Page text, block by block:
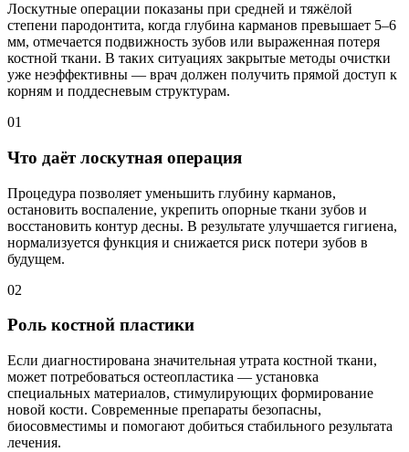
Лоскутные операции показаны при средней и тяжёлой
степени пародонтита, когда глубина карманов превышает 5–6
мм, отмечается подвижность зубов или выраженная потеря
костной ткани. В таких ситуациях закрытые методы очистки
уже неэффективны — врач должен получить прямой доступ к
корням и поддесневым структурам.
01
Что даёт лоскутная операция
Процедура позволяет уменьшить глубину карманов,
остановить воспаление, укрепить опорные ткани зубов и
восстановить контур десны. В результате улучшается гигиена,
нормализуется функция и снижается риск потери зубов в
будущем.
02
Роль костной пластики
Если диагностирована значительная утрата костной ткани,
может потребоваться остеопластика — установка
специальных материалов, стимулирующих формирование
новой кости. Современные препараты безопасны,
биосовместимы и помогают добиться стабильного результата
лечения.